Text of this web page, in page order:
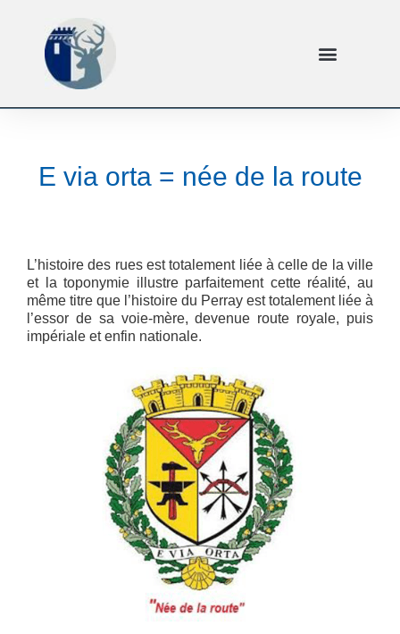
E via orta = née de la route
L’histoire des rues est totalement liée à celle de la ville
et la toponymie illustre parfaitement cette réalité, au
même titre que l’histoire du Perray est totalement liée à
l’essor de sa voie-mère, devenue route royale, puis
impériale et enfin nationale.